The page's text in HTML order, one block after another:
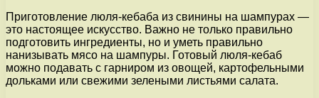
Приготовление люля-кебаба из свинины на шампурах —
это настоящее искусство. Важно не только правильно
подготовить ингредиенты, но и уметь правильно
нанизывать мясо на шампуры. Готовый люля-кебаб
можно подавать с гарниром из овощей, картофельными
дольками или свежими зелеными листьями салата.